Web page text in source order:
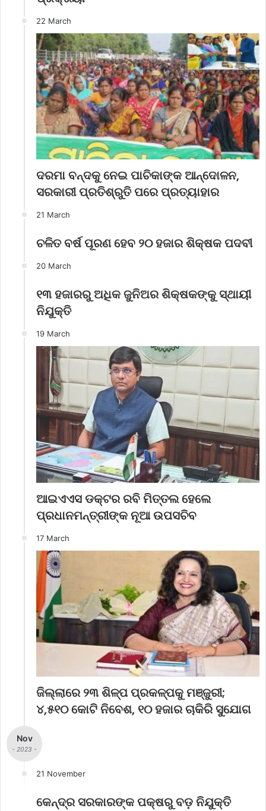
22 March
ଦରମା ବନ୍ଦକୁ ନେଇ ପାଚିକାଙ୍କ ଆନ୍ଦୋଳନ,
ସରକାରୀ ପ୍ରତିଶ୍ରୁତି ପରେ ପ୍ରତ୍ୟାହାର
21 March
ଚଳିତ ବର୍ଷ ପୂରଣ ହେବ ୨୦ ହଜାର ଶିକ୍ଷକ ପଦବୀ
20 March
୧୩ ହଜାରରୁ ଅଧିକ ଜୁନିଅର ଶିକ୍ଷକଙ୍କୁ ସ୍ଥାୟୀ
ନିଯୁକ୍ତି
19 March
ଆଇଏଏସ ଡକ୍ଟର ରବି ମିତ୍ତଲ ହେଲେ
ପ୍ରଧାନମନ୍ତ୍ରୀଙ୍କ ନୂଆ ଉପସଚିବ
17 March
ଜିଲ୍ଲାରେ ୨୩ ଶିଳ୍ପ ପ୍ରକଳ୍ପକୁ ମଞ୍ଜୁରୀ;
୪,୫୧୦ କୋଟି ନିବେଶ, ୧୦ ହଜାର ଚାକିରି ସୁଯୋଗ
Nov
- 2023 -
21 November
କେନ୍ଦ୍ର ସରକାରଙ୍କ ପକ୍ଷରୁ ବଡ଼ ନିଯୁକ୍ତି